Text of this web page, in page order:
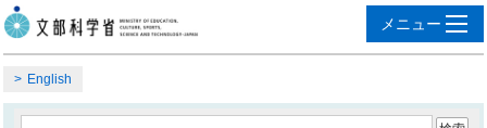
English